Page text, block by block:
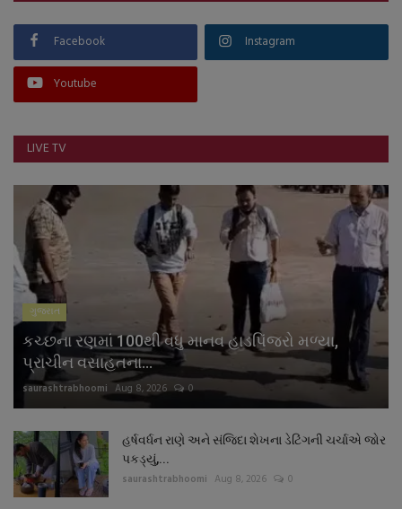
Facebook Instagram
Youtube
LIVE TV
ગુજરાત
કચ્છના રણમાં 100થી વધુ માનવ હાડપિંજરો મળ્યા,
પ્રાચીન વસાહતના...
saurashtrabhoomi Aug 8, 2026 0
હર્ષવર્ધન રાણે અને સંજિદા શેખના ડેટિંગની ચર્ચાએ જોર
પકડ્યું,...
saurashtrabhoomi Aug 8, 2026 0